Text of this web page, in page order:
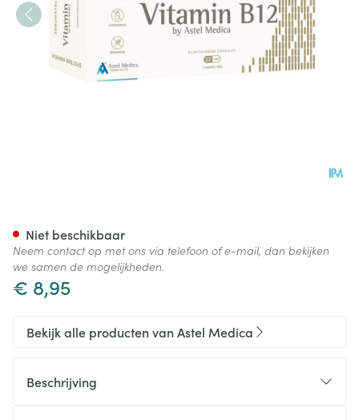
€ 8,95
Niet beschikbaar
Neem contact op met ons via telefoon of e-mail, dan bekijken
we samen de mogelijkheden.
Bekijk alle producten van Astel Medica
Beschrijving